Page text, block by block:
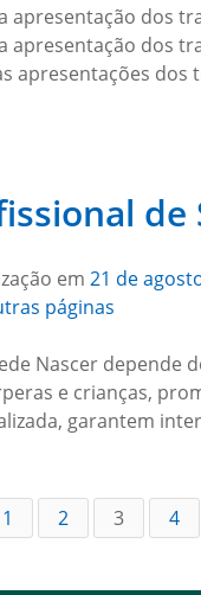
apresentação dos
apresentação dos
apresentações
de
em 21 de
páginas
Nascer
e crianças,
garantem
1 2 3 4